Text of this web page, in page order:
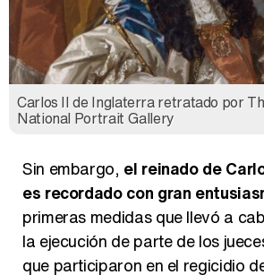
Carlos II de Inglaterra retratado por
National Portrait Gallery
Sin embargo, el reinado de
es recordado con gran
primeras medidas que llevó a
la ejecución de parte de los
que participaron en el regicidio